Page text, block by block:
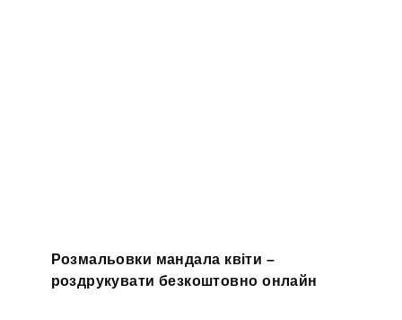
Розмальовки мандала квіти –
роздрукувати безкоштовно онлайн